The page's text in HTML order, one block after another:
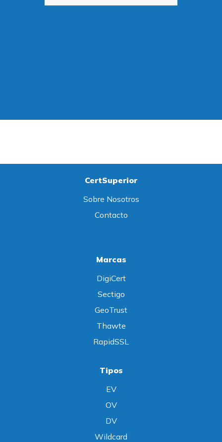
CertSuperior
Sobre Nosotros
Contacto
Marcas
DigiCert
Sectigo
GeoTrust
Thawte
RapidSSL
Tipos
EV
OV
DV
Wildcard